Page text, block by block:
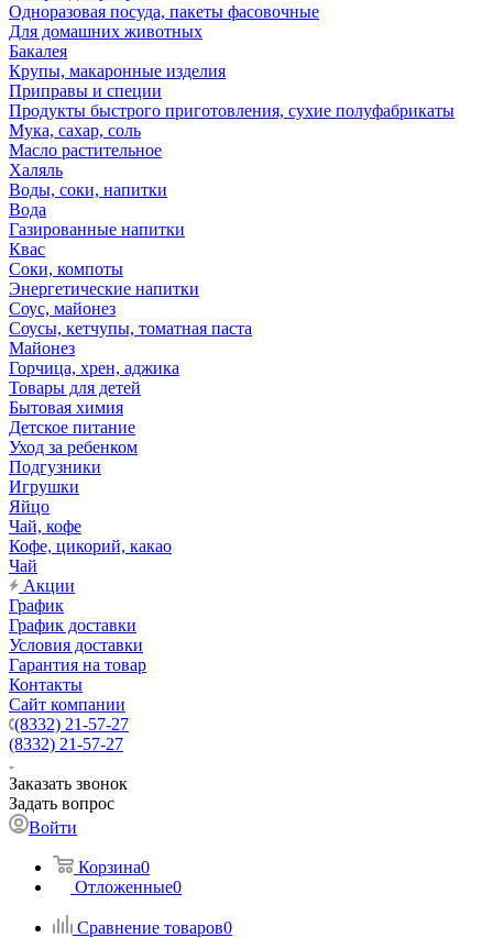
Одноразовая посуда, пакеты фасовочные
Для домашних животных
Бакалея
Крупы, макаронные изделия
Приправы и специи
Продукты быстрого приготовления, сухие полуфабрикаты
Мука, сахар, соль
Масло растительное
Халяль
Воды, соки, напитки
Вода
Газированные напитки
Квас
Соки, компоты
Энергетические напитки
Соус, майонез
Соусы, кетчупы, томатная паста
Майонез
Горчица, хрен, аджика
Товары для детей
Бытовая химия
Детское питание
Уход за ребенком
Подгузники
Игрушки
Яйцо
Чай, кофе
Кофе, цикорий, какао
Чай
Акции
График
График доставки
Условия доставки
Гарантия на товар
Контакты
Сайт компании
(8332) 21-57-27
(8332) 21-57-27
Заказать звонок
Задать вопрос
Войти
Корзина0
Отложенные0
Сравнение товаров0